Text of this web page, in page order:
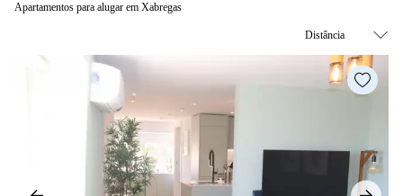
Apartamentos para alugar em Xabregas